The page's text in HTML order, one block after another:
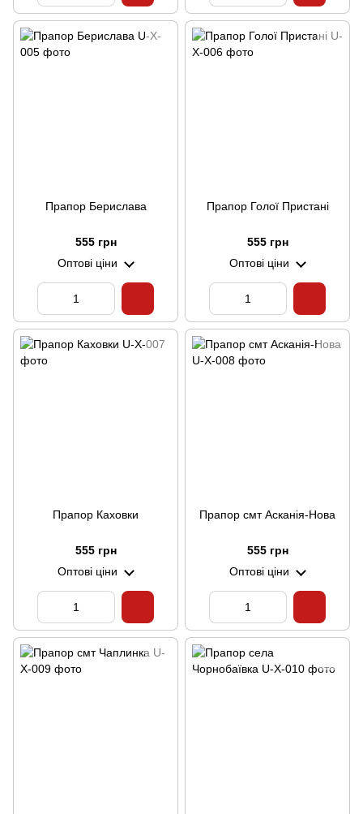
Прапор Берислава
555 грн
Оптові ціни
Прапор Голої Пристані
555 грн
Оптові ціни
Прапор Каховки
555 грн
Оптові ціни
Прапор смт Асканія-Нова
555 грн
Оптові ціни